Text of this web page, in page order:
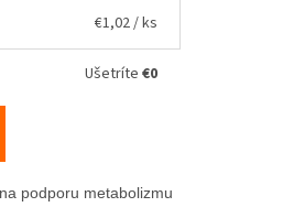
€1,02/ ks
Ušetríte €0
podporu metabolizmu